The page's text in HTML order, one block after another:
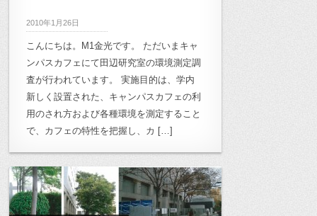
2010年1月26日
こんにちは。M1金光です。 ただいまキャ
ンパスカフェにて田辺研究室の環境測定調
査が行われています。 実施目的は、学内
新しく設置された、キャンパスカフェの利
用のされ方および各種環境を測定すること
で、カフェの特性を把握し、カ […]